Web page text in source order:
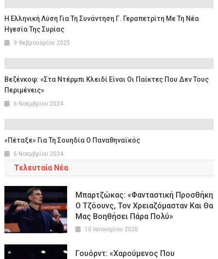
Η Ελληνική Λύση Για Τη Συνάντηση Γ. Γεραπετρίτη Με Τη Νέα
Ηγεσία Της Συρίας
9 Φεβρουαρίου 2025
Βεζένκοφ: «Στα Ντέρμπι Κλειδί Είναι Οι Παίκτες Που Δεν Τους
Περιμένεις»
6 Νοεμβρίου 2024
«Πέταξε» Για Τη Σουηδία Ο Παναθηναϊκός
6 Νοεμβρίου 2024
Τελευταία Νέα
Μπαρτζώκας: «Φανταστική Προσθήκη
Ο Τζόουνς, Τον Χρειαζόμασταν Και Θα
Μας Βοηθήσει Πάρα Πολύ»
10 Ιανουαρίου 2026
Γουόρντ: «Χαρούμενος Που